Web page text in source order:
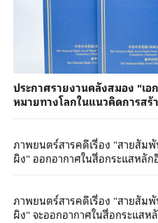
ประกาศรายงานคลังสมอง "เ
หมายทางโลกในแนวคิดการส
ภาพยนตร์สารคดีเรื่อง "สายสัม
ผิง" ออกอากาศในสื่อกระแสหลัก
ภาพยนตร์สารคดีเรื่อง "สายสัม
ผิง" จะออกอากาศในสื่อกระแสห